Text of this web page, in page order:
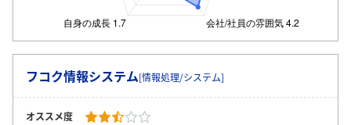
フコク情報システム[情報処理/システム]
オススメ度